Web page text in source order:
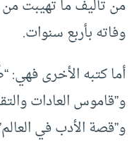
من تأليف ما تهيبت
وفاته بأربع سنوات.
أما كتبه الأخرى فهي:
و”قاموس العادات
و”قصة الأدب في